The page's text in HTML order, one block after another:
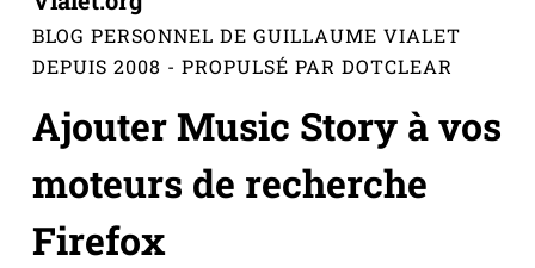
BLOG PERSONNEL DE GUILLAUME VIALET
DEPUIS 2008 - PROPULSÉ PAR DOTCLEAR
Ajouter Music Story à vos
moteurs de recherche
Firefox